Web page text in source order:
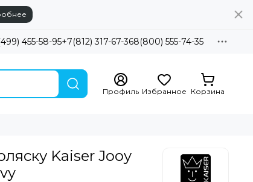
455-58-95+7(812) 317-67-368(800) 555-74-35
Профиль Избранное Корзина
Kaiser Jooy